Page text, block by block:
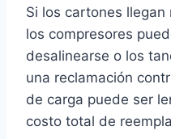
Si los cartones
los compresores
desalinearse o los
una reclamación
de carga puede ser
costo total de